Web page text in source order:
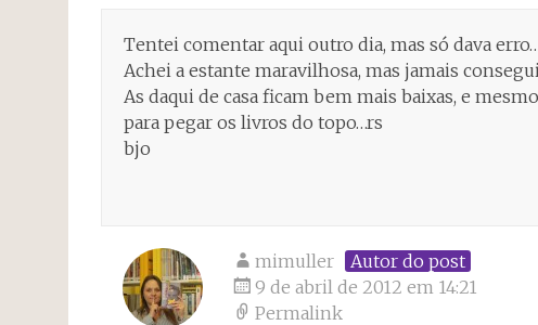
Tentei comentar aqui outro dia, mas só dava
Achei a estante maravilhosa, mas jamais
As daqui de casa ficam bem mais baixas, e
para pegar os livros do topo…rs
bjo
mimuller
Autor do post
9 de abril de 2012 em 14:21
Permalink